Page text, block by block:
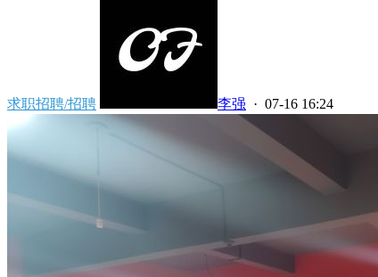
求职招聘/招聘 李强 · 07-16 16:24